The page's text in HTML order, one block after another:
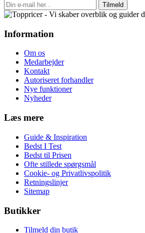
Tilmeld
Information
Om os
Medarbejder
Kontakt
Autoriseret forhandler
Nye funktioner
Nyheder
Læs mere
Guide & Inspiration
Bedst I Test
Bedst til Prisen
Ofte stillede spørgsmål
Cookie- og Privatlivspolitik
Retningslinjer
Sitemap
Butikker
Tilmeld din butik